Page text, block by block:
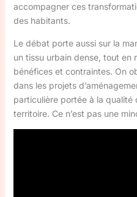
accompagner ces
des habitants.
Le débat porte aussi sur la
un tissu urbain dense, tout en
bénéfices et contraintes. On
dans les projets
particulière portée à la qualité
territoire. Ce n’est pas une